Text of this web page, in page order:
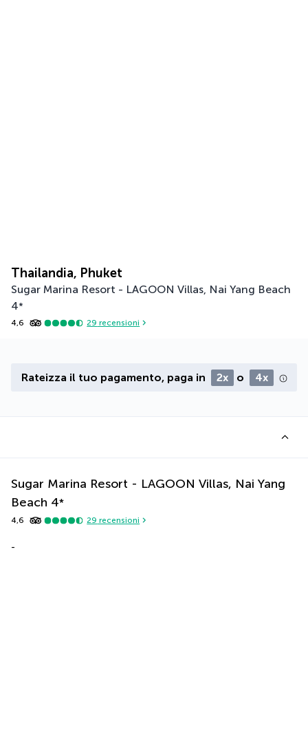
Thailandia, Phuket
Sugar Marina Resort - LAGOON Villas, Nai Yang Beach
4*
4,6 29 recensioni
Rateizza il tuo pagamento, paga in 2x o 4x
Sugar Marina Resort - LAGOON Villas, Nai Yang
Beach 4*
4,6 29 recensioni
-